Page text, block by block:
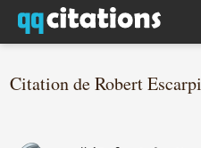
Citation de Robert